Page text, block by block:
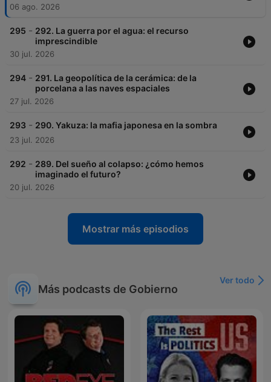
06 ago. 2026
295 - 292. La guerra por el agua: el recurso
imprescindible
30 jul. 2026
294 - 291. La geopolítica de la cerámica: de la
porcelana a las naves espaciales
27 jul. 2026
293 - 290. Yakuza: la mafia japonesa en la sombra
23 jul. 2026
292 - 289. Del sueño al colapso: ¿cómo hemos
imaginado el futuro?
20 jul. 2026
Mostrar más episodios
Más podcasts de Gobierno
Ver todo